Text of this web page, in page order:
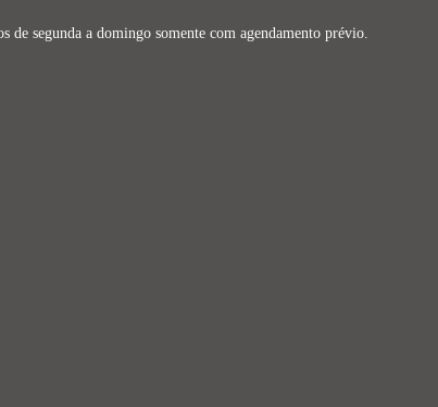
de segunda a domingo somente com agendamento prévio.